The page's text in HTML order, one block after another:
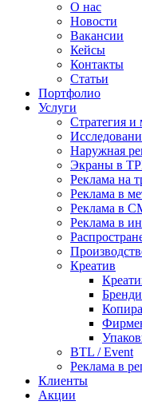
О нас
Новости
Вакансии
Кейсы
Контакты
Статьи
Портфолио
Услуги
Стратегия и
Наружная
Экраны в
Реклама на
Реклама в
Реклама в
Реклама в
Креатив
BTL / Event
Реклама в
Клиенты
Акции